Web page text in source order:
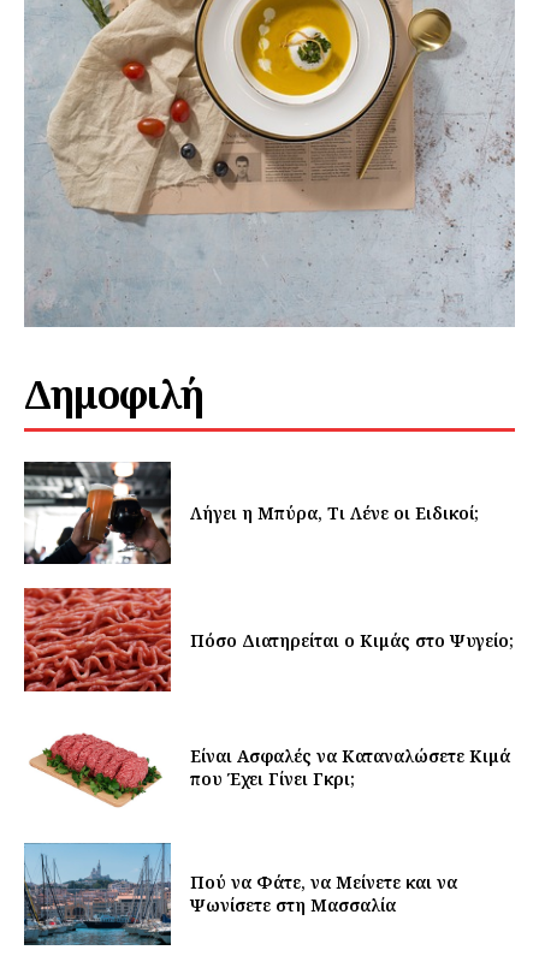
Daily Food
Σχετικά με εμάς
Αποποίηση Ευθυνών
Ο λογαριασμός μου
Επικοινωνία
Δημοφιλή
Λήγει η Μπύρα, Τι Λένε οι Ειδικοί;
Πόσο Διατηρείται ο Κιμάς στο Ψυγείο;
Είναι Ασφαλές να Καταναλώσετε Κιμά
που Έχει Γίνει Γκρι;
Πού να Φάτε, να Μείνετε και να
Ψωνίσετε στη Μασσαλία